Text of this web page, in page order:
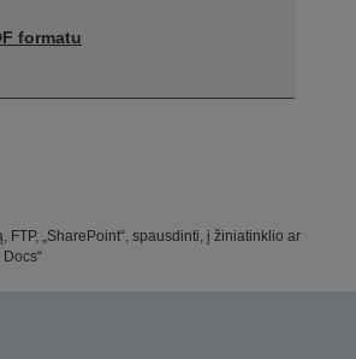
formatu
FTP, „SharePoint“, spausdinti, į žiniatinklio ar